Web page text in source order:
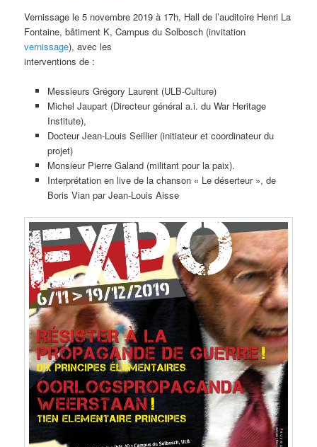
Vernissage le 5 novembre 2019 à 17h, Hall de l’auditoire Henri La
Fontaine, bâtiment K, Campus du Solbosch (invitation
vernissage), avec les
interventions de :
Messieurs Grégory Laurent (ULB-Culture)
Michel Jaupart (Directeur général a.i. du War Heritage
Institute),
Docteur Jean-Louis Seillier (initiateur et coordinateur du
projet)
Monsieur Pierre Galand (militant pour la paix).
Interprétation en live de la chanson « Le déserteur », de
Boris Vian par Jean-Louis Aisse